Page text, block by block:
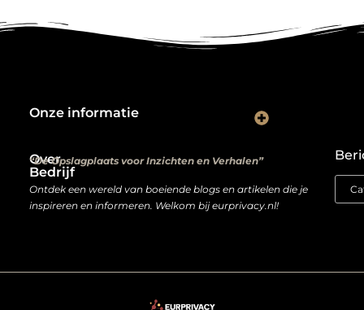
Over
Bedrijf
“De Opslagplaats voor Inzichten en Verhalen”
Ontdek een wereld van boeiende blogs en artikelen die je
inspireren en informeren. Welkom bij eurprivacy.nl!
Onze informatie